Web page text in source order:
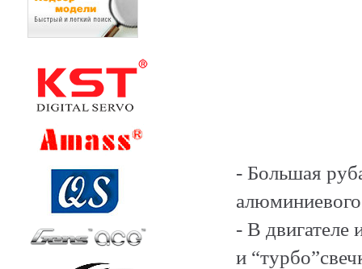
- Большая
алюминиевого
- В двигателе
и